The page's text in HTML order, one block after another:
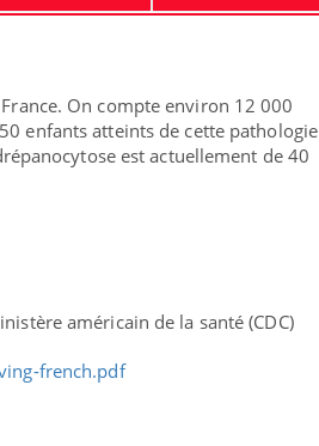
On compte environ 12 000
enfants atteints de cette pathologie
est actuellement de 40
américain de la santé (CDC)
french.pdf
...